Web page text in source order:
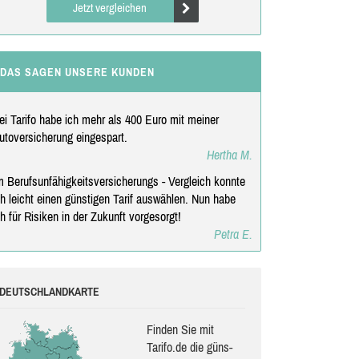
Jetzt vergleichen
DAS SAGEN UNSERE KUNDEN
Tarifo habe ich mehr als 400 Euro mit meiner
eingespart.
Hertha M.
Berufsunfähigkeitsversicherungs - Vergleich konnte
leicht einen günstigen Tarif auswählen. Nun habe
für Risiken in der Zukunft vorgesorgt!
Petra E.
DEUTSCHLANDKARTE
Finden Sie mit
Tarifo.de die güns­